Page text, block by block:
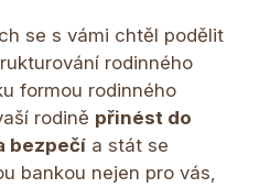
se s vámi chtěl podělit
rodinného
formou rodinného
rodině přinést do
bezpečí a stát se
bankou nejen pro vás,